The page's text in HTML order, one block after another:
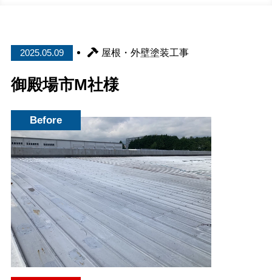
2025.05.09 屋根・外壁塗装工事
御殿場市M社様
Before